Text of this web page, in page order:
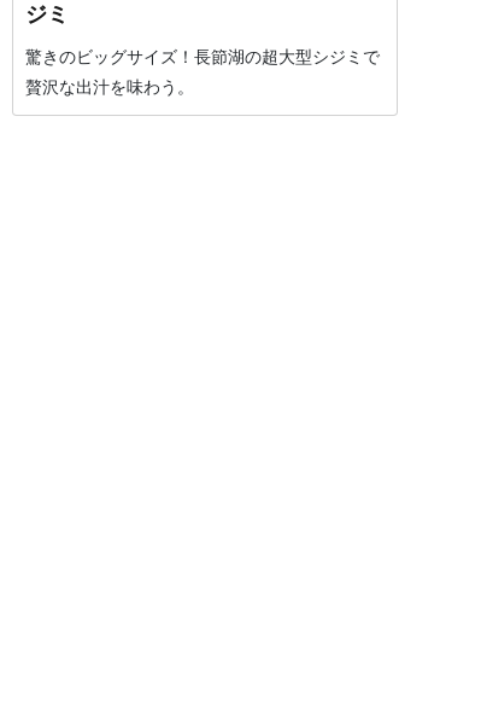
ジミ
驚きのビッグサイズ！長節湖の超大型シジミで
贅沢な出汁を味わう。